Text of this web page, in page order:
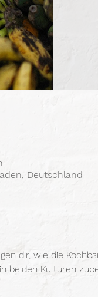
Deutschland
dir, wie die
beiden Kulturen